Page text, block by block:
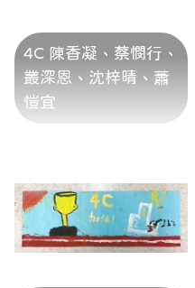
4C 陳香凝、蔡憫行、
叢深恩、沈梓晴、蕭
愷宜